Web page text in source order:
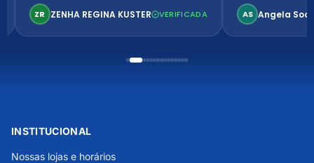
confortável. Perfeito!
ZR ZENHA REGINA KUSTER VERIFICADA AS Angela
INSTITUCIONAL
Nossas lojas e horários